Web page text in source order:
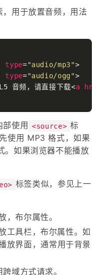
用于放置音频，用法
type="audio/mp3">
type="audio/ogg">
音频，请直接下载<a href
部使用 <source> 标
使用 MP3 格式，如果
。如果浏览器不能播放
标签类似，参见上一
，布尔属性。
工具栏，布尔属性。如
放界面，通常用于背景
域方式请求。